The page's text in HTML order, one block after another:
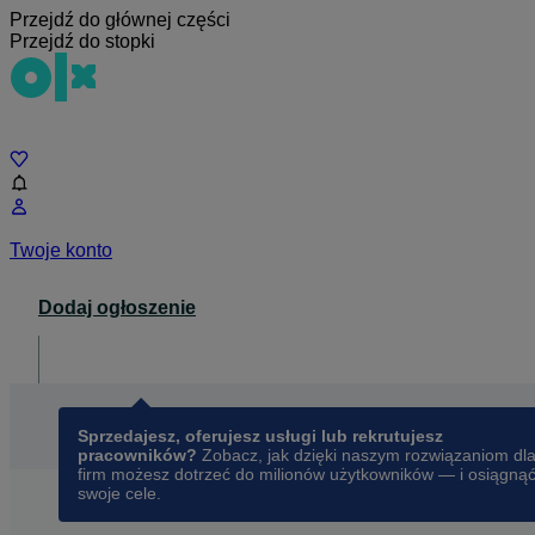
Przejdź do głównej części
Przejdź do stopki
Twoje konto
Dodaj ogłoszenie
Sprzedajesz, oferujesz usługi lub rekrutujesz
pracowników? Zobacz, jak dzięki naszym rozwiązaniom dla
firm możesz dotrzeć do milionów użytkowników — i osiągnąć
swoje cele.